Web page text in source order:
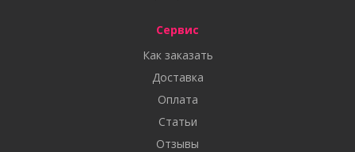
Сервис
Как заказать
Доставка
Оплата
Статьи
Отзывы